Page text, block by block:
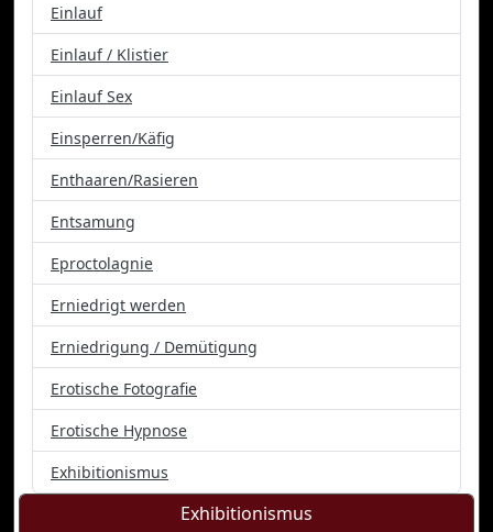
Einlauf
Einlauf / Klistier
Einlauf Sex
Einsperren/Käfig
Enthaaren/Rasieren
Entsamung
Eproctolagnie
Erniedrigt werden
Erniedrigung / Demütigung
Erotische Fotografie
Erotische Hypnose
Exhibitionismus
Exhibitionismus